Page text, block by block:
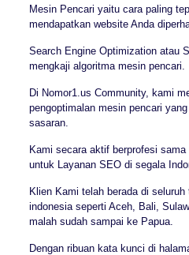
Mesin Pencari yaitu cara paling
mendapatkan website Anda
Search Engine Optimization atau
mengkaji algoritma mesin pencari.
Di Nomor1.us Community, kami
pengoptimalan mesin pencari
sasaran.
Kami secara aktif berprofesi
untuk Layanan SEO di segala
Klien Kami telah berada di
indonesia seperti Aceh, Bali,
malah sudah sampai ke Papua.
Dengan ribuan kata kunci di